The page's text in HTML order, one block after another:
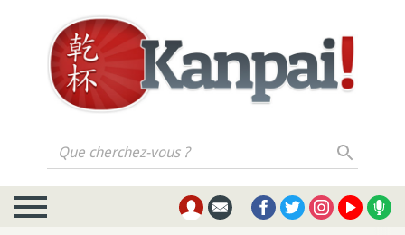
Que cherchez-vous ?